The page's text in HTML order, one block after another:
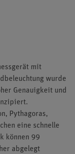
mit
wurde
Genauigkeit und
Pythagoras,
eine schnelle
können 99
abgelegt